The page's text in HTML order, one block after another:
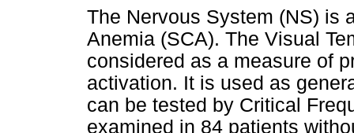
The Nervous System (NS) is
Anemia (SCA). The Visual
considered as a measure of
activation. It is used as
can be tested by Critical
examined in 84 patients